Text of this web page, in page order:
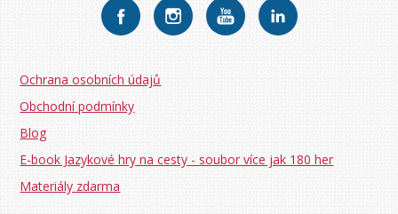
Ochrana osobních údajů
Obchodní podmínky
Blog
E-book Jazykové hry na cesty - soubor více jak 180 her
Materiály zdarma